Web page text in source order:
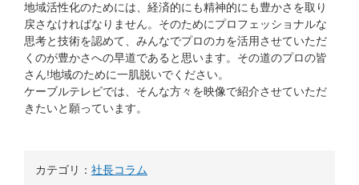
地域活性化のためには、経済的にも精神的にも豊かさを取り
戻さなければなりません。そのためにプロフェッショナルな
思考と技術を認めて、みんなでプロのカを活用させていただ
くのが豊かさへの早道であると思います。その道のプロの皆
さん!地域のために一肌脱いでください。
ケーブルテレビでは、そんな方々を映像で紹介させていただ
きたいと願っています。
カテゴリ： 社長コラム